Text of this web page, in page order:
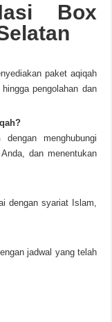
Box
paket aqiqah
pengolahan dan
dengan menghubungi
dan menentukan
dengan syariat Islam,
jadwal yang telah